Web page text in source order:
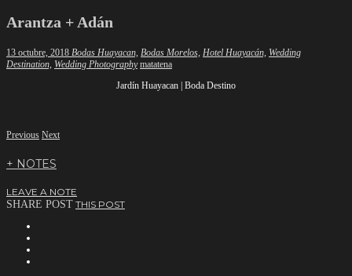
Arantza + Adán
13 octubre, 2018 Bodas Huayacan, Bodas Morelos, Hotel Huayacán, Wedding
Destination, Wedding Photography Author
matatena
Jardín Huayacan | Boda Destino
Previous Next
+ NOTES
LEAVE A NOTE
SHARE POST THIS POST